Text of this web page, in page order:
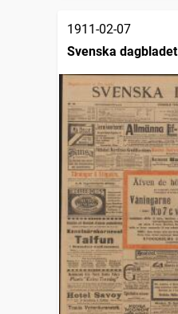
1911-02-07
Svenska dagbladet